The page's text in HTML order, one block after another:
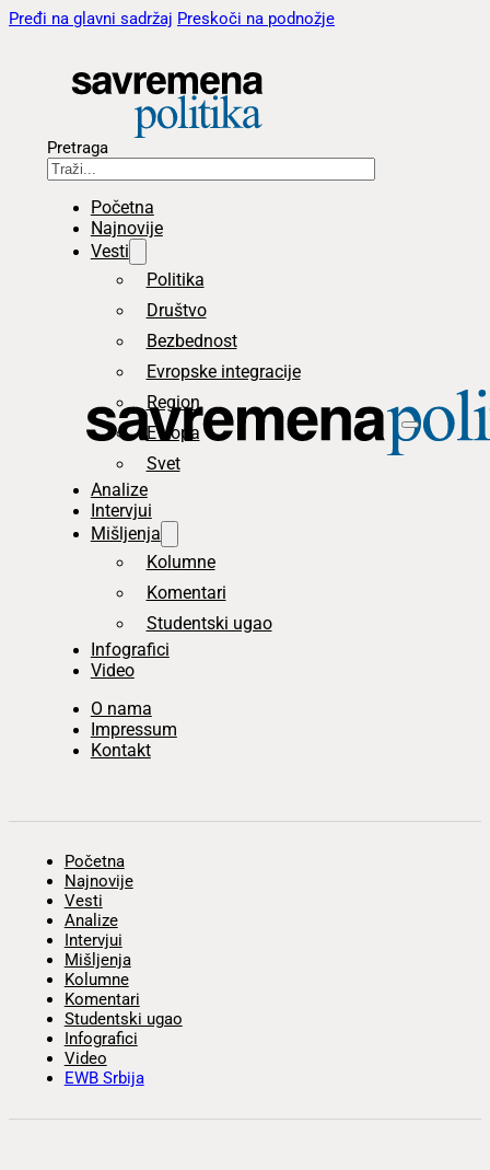
Pređi na glavni sadržaj Preskoči na podnožje
Pretraga
Početna
Najnovije
Vesti
Politika
Društvo
Bezbednost
Evropske integracije
Region
Evropa
Svet
Analize
Intervjui
Mišljenja
Kolumne
Komentari
Studentski ugao
Infografici
Video
O nama
Impressum
Kontakt
Početna
Najnovije
Vesti
Analize
Intervjui
Mišljenja
Kolumne
Komentari
Studentski ugao
Infografici
Video
EWB Srbija